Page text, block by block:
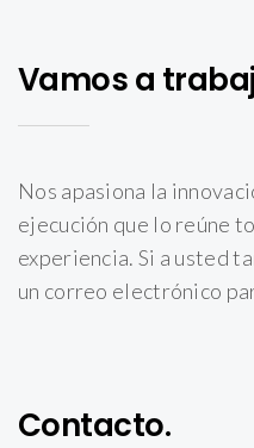
Vamos a
Nos apasiona la
ejecución que lo reúne
experiencia. Si a usted
un correo electrónico
Contacto.